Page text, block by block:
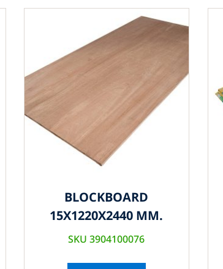
BLOCKBOARD
15X1220X2440 MM.
SKU 3904100076